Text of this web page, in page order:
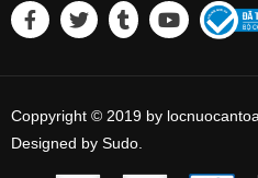
Coppyright © 2019 by
Designed by Sudo.